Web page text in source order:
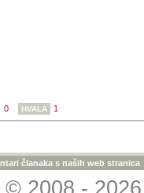
0 HVALA 1
članaka s naših web stranica
© 2008 -